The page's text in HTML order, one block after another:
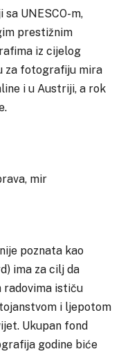
UNESCO-m,
prestižnim
iz cijelog
za fotografiju mira
i u Austriji, a rok
mir
poznata kao
ima za cilj da
radovima ističu
i ljepotom
Ukupan fond
godine biće